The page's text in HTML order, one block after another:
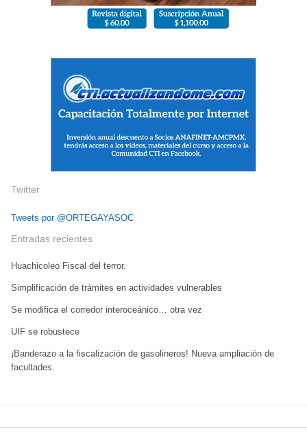
Twitter
Tweets por @ORTEGAYASOC
Entradas recientes
Huachicoleo Fiscal del terror.
Simplificación de trámites en actividades vulnerables
Se modifica el corredor interoceánico… otra vez
UIF se robustece
¡Banderazo a la fiscalización de gasolineros! Nueva ampliación de
facultades.